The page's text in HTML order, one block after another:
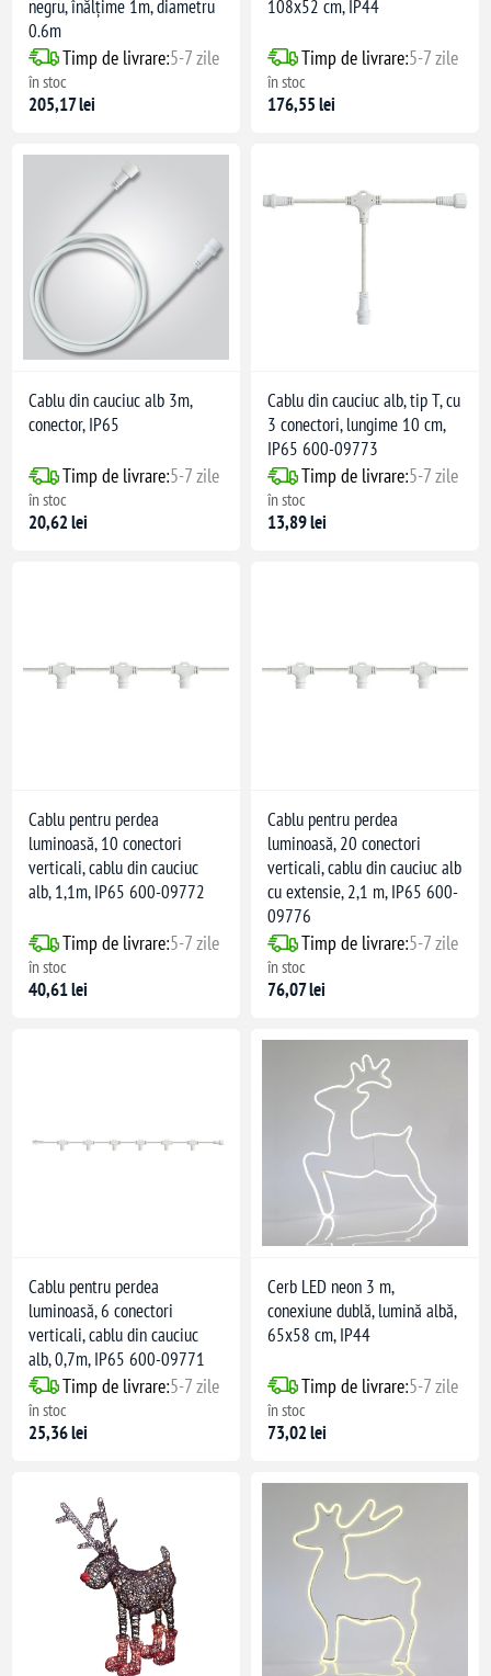
negru, înălțime 1m, diametru
0.6m
Timp de livrare:5-7 zile
în stoc
205,17 lei
108x52 cm, IP44
Timp de livrare:5-7 zile
în stoc
176,55 lei
Cablu din cauciuc alb 3m,
conector, IP65
Timp de livrare:5-7 zile
în stoc
20,62 lei
Cablu din cauciuc alb, tip T, cu
3 conectori, lungime 10 cm,
IP65 600-09773
Timp de livrare:5-7 zile
în stoc
13,89 lei
Cablu pentru perdea
luminoasă, 10 conectori
verticali, cablu din cauciuc
alb, 1,1m, IP65 600-09772
Timp de livrare:5-7 zile
în stoc
40,61 lei
Cablu pentru perdea
luminoasă, 20 conectori
verticali, cablu din cauciuc alb
cu extensie, 2,1 m, IP65 600-
09776
Timp de livrare:5-7 zile
în stoc
76,07 lei
Cablu pentru perdea
luminoasă, 6 conectori
verticali, cablu din cauciuc
alb, 0,7m, IP65 600-09771
Timp de livrare:5-7 zile
în stoc
25,36 lei
Cerb LED neon 3 m,
conexiune dublă, lumină albă,
65x58 cm, IP44
Timp de livrare:5-7 zile
în stoc
73,02 lei